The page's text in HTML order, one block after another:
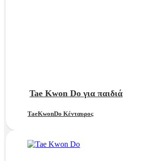
Tae Kwon Do για παιδιά
TaeKwonDo Κένταυρος